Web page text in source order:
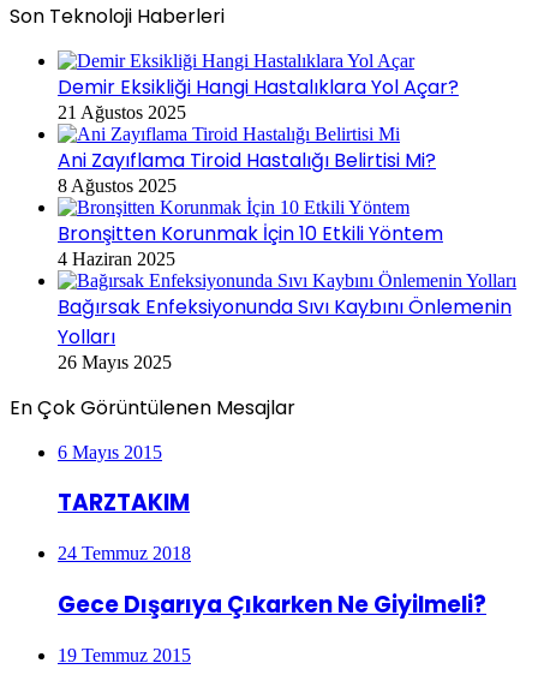
Son Teknoloji Haberleri
Demir Eksikliği Hangi Hastalıklara Yol Açar?
21 Ağustos 2025
Ani Zayıflama Tiroid Hastalığı Belirtisi Mi?
8 Ağustos 2025
Bronşitten Korunmak İçin 10 Etkili Yöntem
4 Haziran 2025
Bağırsak Enfeksiyonunda Sıvı Kaybını Önlemenin
Yolları
26 Mayıs 2025
En Çok Görüntülenen Mesajlar
6 Mayıs 2015
TARZTAKIM
24 Temmuz 2018
Gece Dışarıya Çıkarken Ne Giyilmeli?
19 Temmuz 2015